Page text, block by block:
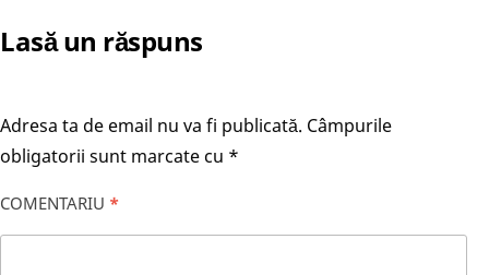
Lasă un răspuns
Adresa ta de email nu va fi publicată. Câmpurile
obligatorii sunt marcate cu *
COMENTARIU *